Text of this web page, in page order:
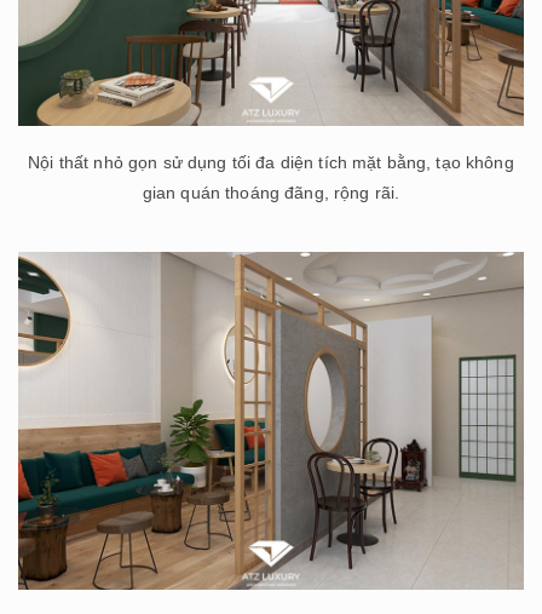
Nội thất nhỏ gọn sử dụng tối đa diện tích mặt bằng, tạo không
gian quán thoáng đãng, rộng rãi.